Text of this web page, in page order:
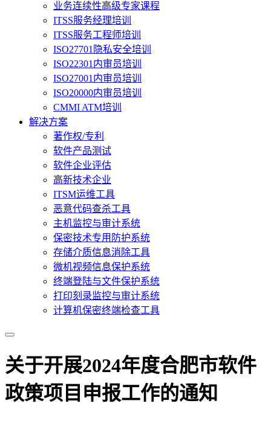
业务连续性高级专家课程
ITSS服务经理培训
ITSS服务工程师培训
ISO27701隐私安全培训
ISO22301内审员培训
ISO27001内审员培训
ISO20000内审员培训
CMMI ATM培训
解决方案
著作权/专利
软件产品测试
软件企业评估
高新技术企业
ITSM运维工具
恶意代码查杀工具
主机监控与审计系统
保密技术专用防护系统
存储介质信息消除工具
微机视频信息保护系统
终端登陆与文件保护系统
打印刻录监控与审计系统
计算机保密终端检查工具
关于开展2024年度合肥市软件
政策项目申报工作的通知